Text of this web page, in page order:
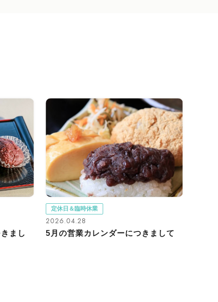
まし
定休日＆臨時休業
2026.04.28
5月の営業カレンダーにつきまして